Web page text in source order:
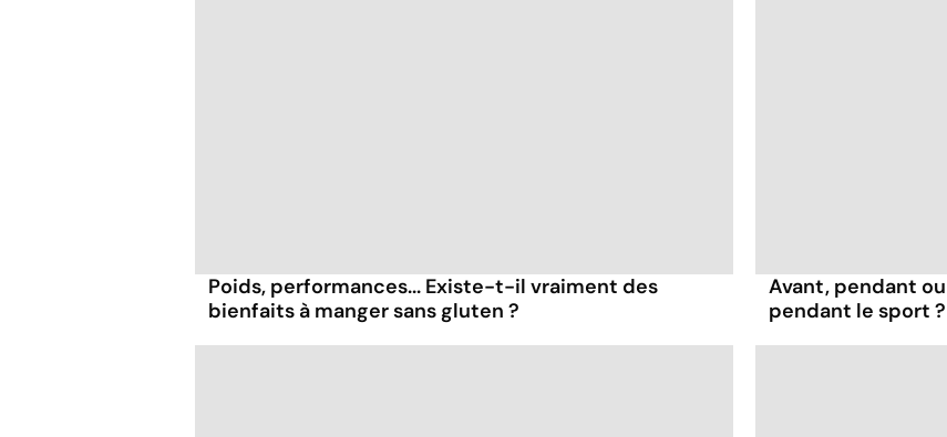
Poids, performances... Existe-t-il vraiment des
bienfaits à manger sans gluten ?
Avant, pendant
pendant le sport ?